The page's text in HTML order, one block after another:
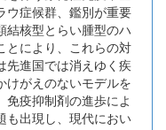
ウ症候群、鑑別が重要
結核型とらい腫型のハ
とにより、これらの対
先進国では消えゆく疾
けがえのないモデルを
疫抑制剤の進歩によ
も出現し、現代におい